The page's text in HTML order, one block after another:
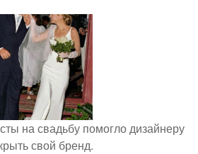
на свадьбу помогло дизайнеру
свой бренд.